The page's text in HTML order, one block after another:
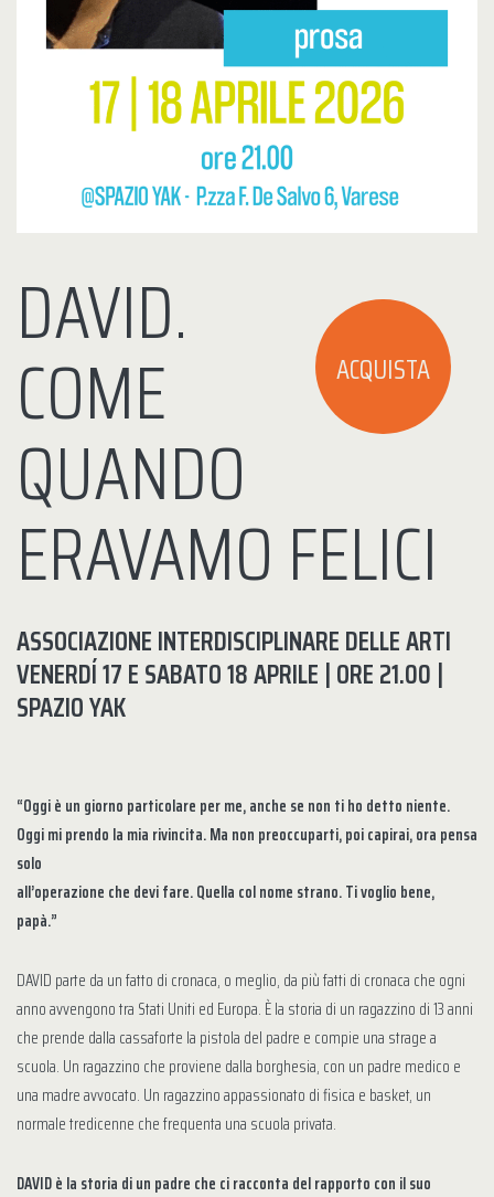
ACQUISTA
DAVID.
COME
QUANDO
ERAVAMO FELICI
ASSOCIAZIONE INTERDISCIPLINARE DELLE ARTI
VENERDÍ 17 E SABATO 18 APRILE | ORE 21.00 |
SPAZIO YAK
“Oggi è un giorno particolare per me, anche se non ti ho detto niente.
Oggi mi prendo la mia rivincita. Ma non preoccuparti, poi capirai, ora pensa
solo
all’operazione che devi fare. Quella col nome strano. Ti voglio bene,
papà.”
DAVID parte da un fatto di cronaca, o meglio, da più fatti di cronaca che ogni
anno avvengono tra Stati Uniti ed Europa. È la storia di un ragazzino di 13 anni
che prende dalla cassaforte la pistola del padre e compie una strage a
scuola. Un ragazzino che proviene dalla borghesia, con un padre medico e
una madre avvocato. Un ragazzino appassionato di fisica e basket, un
normale tredicenne che frequenta una scuola privata.
DAVID è la storia di un padre che ci racconta del rapporto con il suo